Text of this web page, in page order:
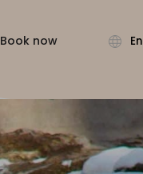
Book now